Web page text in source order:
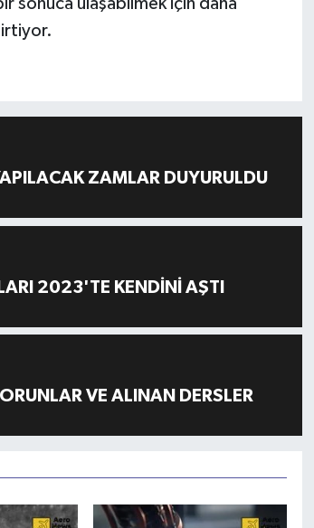
ZAMLAR DUYURULDU
2023'TE KENDİNİ AŞTI
VE ALINAN DERSLER